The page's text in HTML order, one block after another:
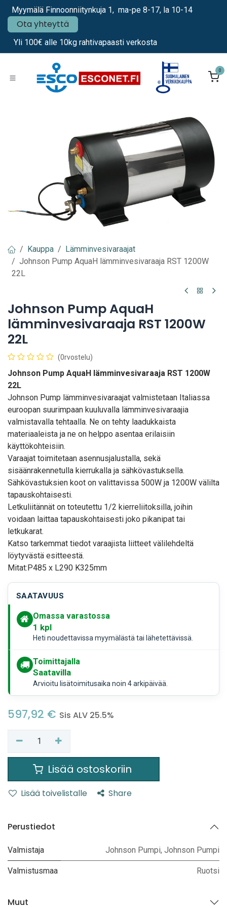
Siirry sisältöön
Myymälä Finnoonniitynkuja 1, ma-pe 8-17, la 10-14
Ota yhteyttä
Yli 100€ alle 10kg rahtivapaasti verkosta
0
Kauppa
Lämminvesivaraajat
Johnson Pump AquaH lämminvesivaraaja RST 1200W
22L
Johnson Pump AquaH
lämminvesivaraaja RST 1200W
22L
(0rvostelu)
Johnson Pump AquaH lämminvesivaraaja RST 1200W
22L
Johnson Pump lämminvesivaraajat valmistetaan Italiassa
euroopan suurimpaan kuuluvalla lämminvesivaraajia
valmistavalla tehtaalla. Ne on tehty laadukkaista
materiaaleista ja ne on helppo asentaa erilaisiin
käyttökohteisiin.
Varaajat toimitetaan asennusjalustalla, sekä
sisäänrakennetulla kierrukalla ja sähkövastuksella.
Sähkövastuksien koot on valittavissa 500W ja 1200W välilta
tapauskohtaisesti.
Letkuliitännät on toteutettu 1/2 kierreliitoksilla, joihin
voidaan laittaa tapauskohtaisesti joko pikanipat tai
letkukarat.
Katso tarkemmat tiedot varaajista liitteet välilehdeltä
löytyvästä esitteestä.
Mitat:P485 x L290 K325mm
SAATAVUUS
Omassa varastossa
1 kpl
Heti noudettavissa myymälästä tai lähetettävissä.
Toimittajalla
Saatavilla
Arvioitu lisätoimitusaika noin 4 arkipäivää.
597,92 € Sis ALV 25.5%
Lisää ostoskoriin
Lisää toivelistalle Share
Perustiedot
Valmistaja Johnson Pumpi, Johnson Pumpi
Valmistusmaa Ruotsi
Muut